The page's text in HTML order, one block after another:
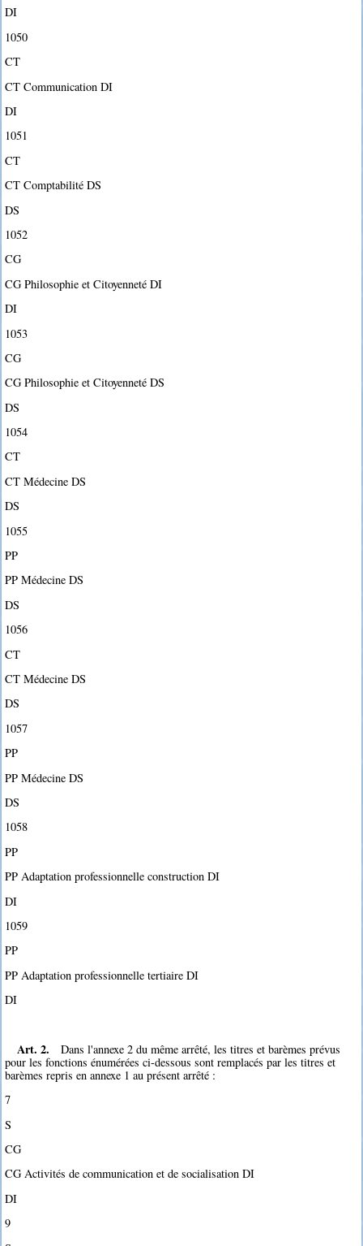
DI
1050
CT
CT Communication DI
DI
1051
CT
CT Comptabilité DS
DS
1052
CG
CG Philosophie et Citoyenneté DI
DI
1053
CG
CG Philosophie et Citoyenneté DS
DS
1054
CT
CT Médecine DS
DS
1055
PP
PP Médecine DS
DS
1056
CT
CT Médecine DS
DS
1057
PP
PP Médecine DS
DS
1058
PP
PP Adaptation professionnelle construction DI
DI
1059
PP
PP Adaptation professionnelle tertiaire DI
DI
Art. 2.
Dans l'annexe 2 du même arrêté, les titres et barèmes prévus
pour les fonctions énumérées ci-dessous sont remplacés par les titres et
barèmes repris en annexe 1 au présent arrêté :
7
S
CG
CG Activités de communication et de socialisation DI
DI
9